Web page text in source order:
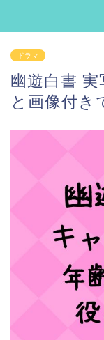
ドラマ
幽遊白書
と画像付き